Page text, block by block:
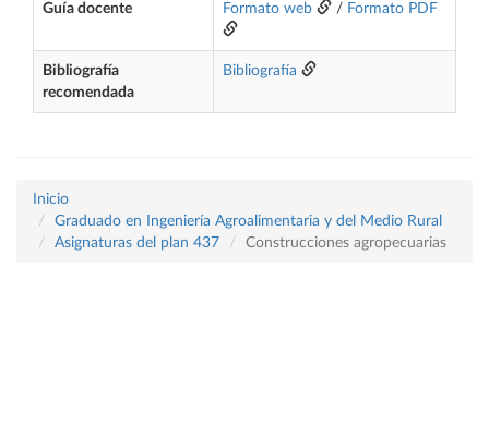
Guía docente Formato web / Formato PDF
Bibliografía
recomendada
Bibliografía
Inicio
Graduado en Ingeniería Agroalimentaria y del Medio Rural
Asignaturas del plan 437
Construcciones agropecuarias